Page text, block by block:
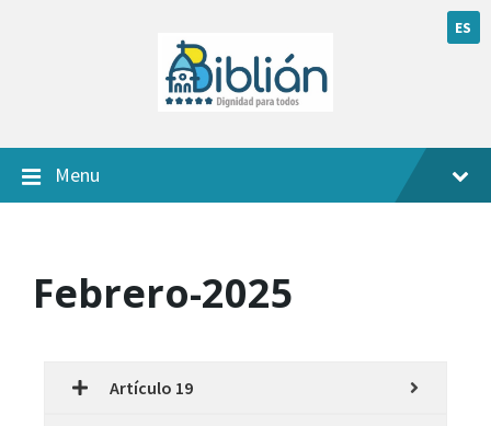
ES
Menu
Febrero-2025
Artículo 19